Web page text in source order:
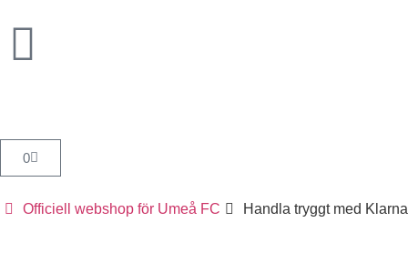
0
Officiell webshop för Umeå FC Handla tryggt med Klarna